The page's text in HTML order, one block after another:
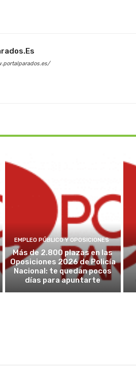
EMPLEO PÚBLICO Y OPOSICIONES
Más de 2.800 plazas en las
Oposiciones 2026 de Policía
Nacional: te quedan pocos
días para apuntarte